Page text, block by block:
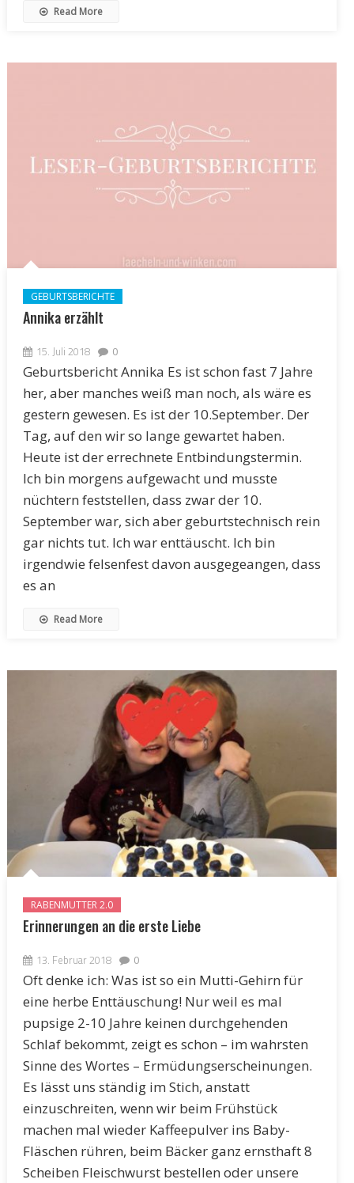
Read More
GEBURTSBERICHTE
Annika erzählt
15. Juli 2018 0
Geburtsbericht Annika Es ist schon fast 7 Jahre
her, aber manches weiß man noch, als wäre es
gestern gewesen. Es ist der 10.September. Der
Tag, auf den wir so lange gewartet haben.
Heute ist der errechnete Entbindungstermin.
Ich bin morgens aufgewacht und musste
nüchtern feststellen, dass zwar der 10.
September war, sich aber geburtstechnisch rein
gar nichts tut. Ich war enttäuscht. Ich bin
irgendwie felsenfest davon ausgegeangen, dass
es an
Read More
RABENMUTTER 2.0
Erinnerungen an die erste Liebe
13. Februar 2018 0
Oft denke ich: Was ist so ein Mutti-Gehirn für
eine herbe Enttäuschung! Nur weil es mal
pupsige 2-10 Jahre keinen durchgehenden
Schlaf bekommt, zeigt es schon – im wahrsten
Sinne des Wortes – Ermüdungserscheinungen.
Es lässt uns ständig im Stich, anstatt
einzuschreiten, wenn wir beim Frühstück
machen mal wieder Kaffeepulver ins Baby-
Fläschen rühren, beim Bäcker ganz ernsthaft 8
Scheiben Fleischwurst bestellen oder unsere